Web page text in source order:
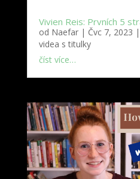
Vivien Reis: Prvních 5
od Naefar| Čvc 7, 2023 |
videa s titulky
číst více…